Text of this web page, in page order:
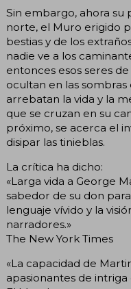
Sin embargo, ahora su
norte, el Muro erigido
bestias y de los
nadie ve a los
entonces esos seres
ocultan en las sombras
arrebatan la vida y la
que se cruzan en su
próximo, se acerca el
disipar las tinieblas.
La crítica ha dicho:
«Larga vida a George
sabedor de su don
lenguaje vívido y la
narradores.»
The New York Times
«La capacidad de
apasionantes de intriga